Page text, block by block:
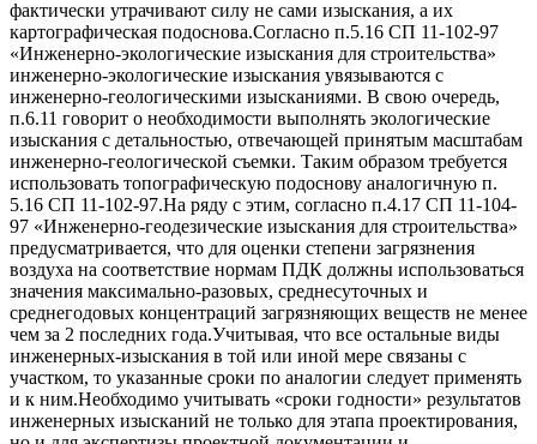
фактически утрачивают силу не сами изыскания, а их
картографическая подоснова.Согласно п.5.16 СП 11-102-97
«Инженерно-экологические изыскания для строительства»
инженерно-экологические изыскания увязываются с
инженерно-геологическими изысканиями. В свою очередь,
п.6.11 говорит о необходимости выполнять экологические
изыскания с детальностью, отвечающей принятым масштабам
инженерно-геологической съемки. Таким образом требуется
использовать топографическую подоснову аналогичную п.
5.16 СП 11-102-97.На ряду с этим, согласно п.4.17 СП 11-104-
97 «Инженерно-геодезические изыскания для строительства»
предусматривается, что для оценки степени загрязнения
воздуха на соответствие нормам ПДК должны использоваться
значения максимально-разовых, среднесуточных и
среднегодовых концентраций загрязняющих веществ не менее
чем за 2 последних года.Учитывая, что все остальные виды
инженерных-изыскания в той или иной мере связаны с
участком, то указанные сроки по аналогии следует применять
и к ним.Необходимо учитывать «сроки годности» результатов
инженерных изысканий не только для этапа проектирования,